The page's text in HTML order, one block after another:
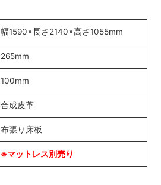
幅1590×長さ2140×高さ1055mm
265mm
100mm
合成皮革
布張り床板
※マットレス別売り